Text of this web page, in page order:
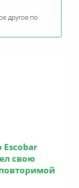
другое по
Escobar
свою